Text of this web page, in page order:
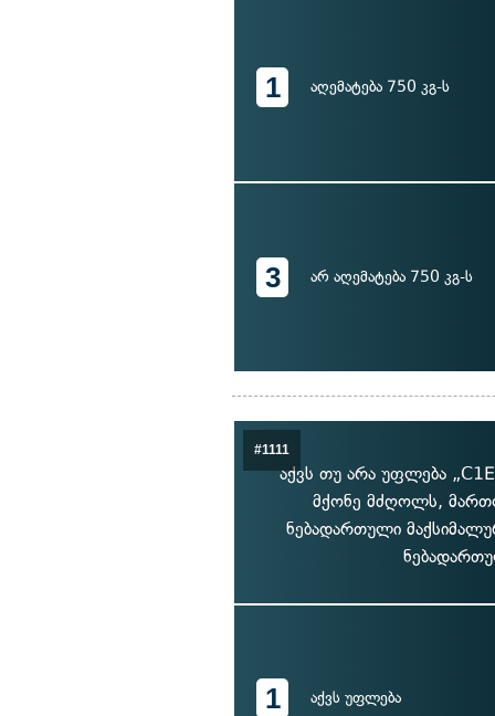
1 აღემატება 750 კგ-ს
3 არ აღემატება 750 კგ-ს
#1111
აქვს თუ არა უფლება
მქონე მძღოლს,
ნებადართული
1 აქვს უფლება